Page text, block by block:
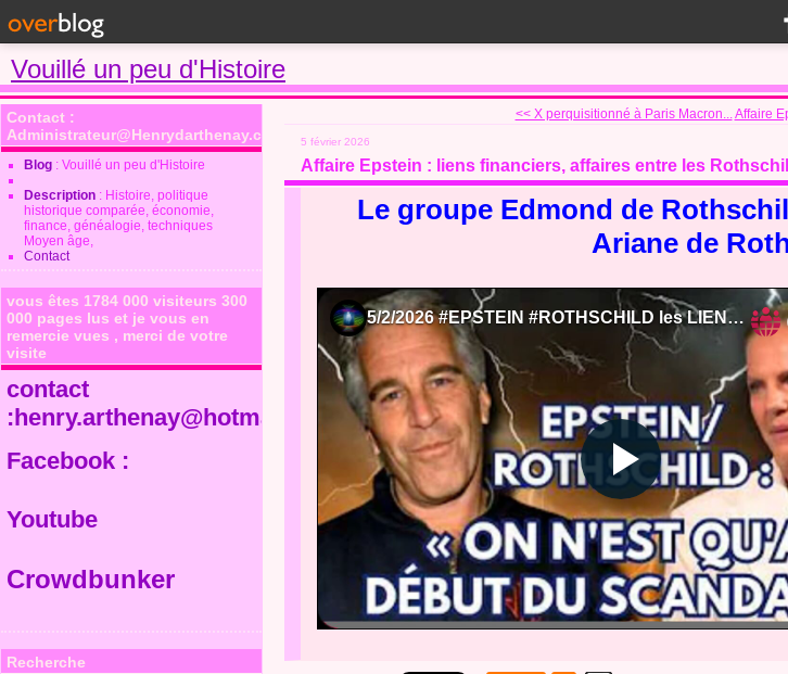
Vouillé un peu d'Histoire
Contact :
Administrateur@Henrydarthenay.com
Blog : Vouillé un peu d'Histoire
Description : Histoire, politique
historique comparée, économie,
finance, généalogie, techniques
Moyen âge,
Contact
vous êtes 1784 000 visiteurs 300
000 pages lus et je vous en
remercie vues , merci de votre
visite
contact
:henry.arthenay@hotmail.fr
Facebook :
Youtube
Crowdbunker
Recherche
<< X perquisitionné à Paris Macron...Affaire
5 février 2026
Affaire Epstein : liens financiers, affaires entre les
Le groupe Edmond de
Ariane de